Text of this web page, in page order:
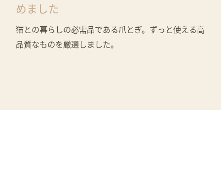
めました
猫との暮らしの必需品である爪とぎ。ずっと使える高
品質なものを厳選しました。